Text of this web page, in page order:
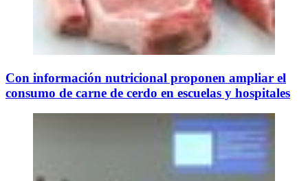
Con información nutricional proponen ampliar el
consumo de carne de cerdo en escuelas y hospitales